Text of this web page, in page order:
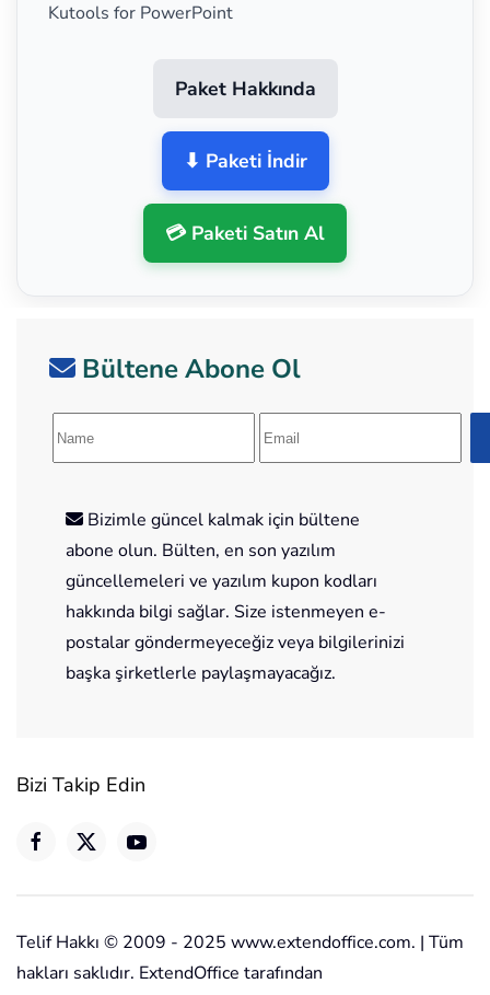
Kutools for PowerPoint
Paket Hakkında
⬇ Paketi İndir
💳 Paketi Satın Al
Bültene Abone Ol
Bizimle güncel kalmak için bültene
abone olun. Bülten, en son yazılım
güncellemeleri ve yazılım kupon kodları
hakkında bilgi sağlar. Size istenmeyen e-
postalar göndermeyeceğiz veya bilgilerinizi
başka şirketlerle paylaşmayacağız.
Bizi Takip Edin
Telif Hakkı © 2009 - 2025 www.extendoffice.com. | Tüm
hakları saklıdır. ExtendOffice tarafından